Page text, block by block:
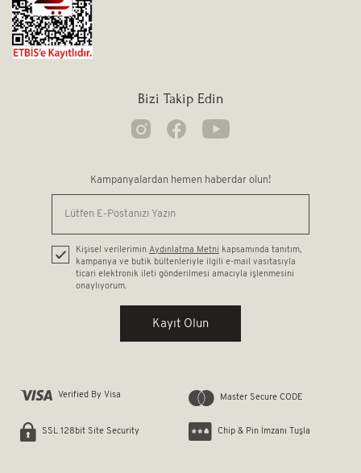
Bizi Takip Edin
Kampanyalardan hemen haberdar olun!
Kişisel verilerimin Aydınlatma Metni kapsamında tanıtım,
kampanya ve butik bültenleriyle ilgili e-mail vasıtasıyla
ticari elektronik ileti gönderilmesi amacıyla işlenmesini
onaylıyorum.
Kayıt Olun
Verified By Visa Master Secure CODE
SSL 128bit Site Security Chip & Pin İmzanı Tuşla